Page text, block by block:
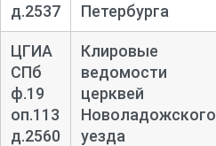
д.2537
Петербурга
ЦГИА
СПб
ф.19
оп.113
д.2560
Клировые
ведомости
церквей
Новоладожского
уезда